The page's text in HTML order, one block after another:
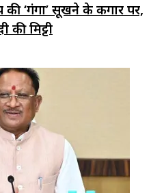
‘गंगा’ सूखने के कगार पर,
की मिट्टी